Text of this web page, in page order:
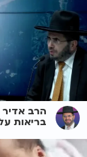
הרב אדיר
בריאות